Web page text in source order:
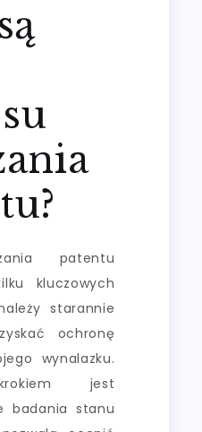
patentu
kluczowych
starannie
ochronę
wynalazku.
jest
badania stanu